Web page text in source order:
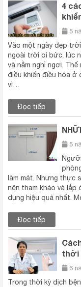
4
5
Vào một ngày đẹp
ngoài trời oi bức, lúc
và nằm nghỉ ngơi.
điều khiển điều hòa ở
vì…
Đọc tiếp
5
làm mát. Nhưng thực
nên tham khảo và
dụng hiệu quả nhất.
Đọc tiếp
thời
6
Trong thời kỳ dịch